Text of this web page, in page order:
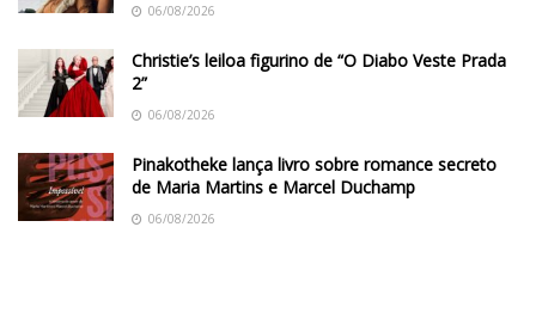
06/08/2026
Christie’s leiloa figurino de “O Diabo Veste Prada
2”
06/08/2026
Pinakotheke lança livro sobre romance secreto
de Maria Martins e Marcel Duchamp
06/08/2026